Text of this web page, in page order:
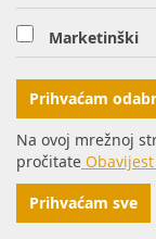
03.07.2024. -
mreži - Sirač
03.07.2024.
04.07.2024.
Marketinški
Prihvaćam
Na ovoj mrežnoj
pročitate
Prihvaćam sve